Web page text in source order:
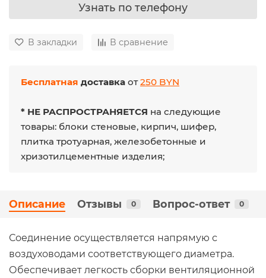
Узнать по телефону
В закладки В сравнение
Бесплатная доставка от250 BYN
* НЕ РАСПРОСТРАНЯЕТСЯ на следующие
товары: блоки стеновые, кирпич, шифер,
плитка тротуарная, железобетонные и
хризотилцементные изделия;
Описание Отзывы 0 Вопрос-ответ 0
Соединение осуществляется напрямую с
воздуховодами соответствующего диаметра.
Обеспечивает легкость сборки вентиляционной